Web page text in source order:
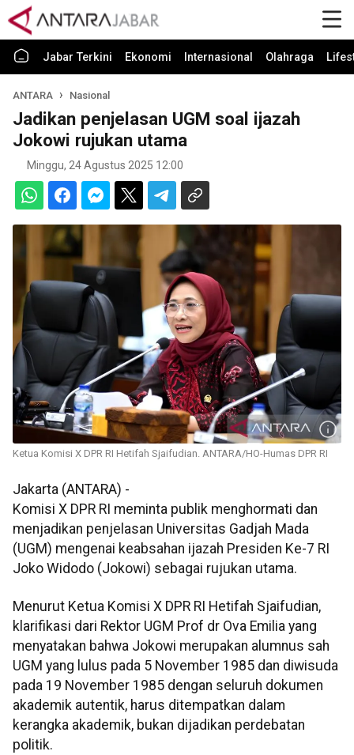
Jabar Terkini Ekonomi Internasional Olahraga
ANTARA Nasional
Jadikan penjelasan UGM soal ijazah
Jokowi rujukan utama
Minggu, 24 Agustus 2025 12:00
Ketua Komisi X DPR RI Hetifah Sjaifudian. ANTARA/HO-Humas DPR RI
Jakarta (ANTARA) -
Komisi X DPR RI meminta publik menghormati dan
menjadikan penjelasan Universitas Gadjah Mada
(UGM) mengenai keabsahan ijazah Presiden Ke-7 RI
Joko Widodo (Jokowi) sebagai rujukan utama.
Menurut Ketua Komisi X DPR RI Hetifah Sjaifudian,
klarifikasi dari Rektor UGM Prof dr Ova Emilia yang
menyatakan bahwa Jokowi merupakan alumnus sah
UGM yang lulus pada 5 November 1985 dan diwisuda
pada 19 November 1985 dengan seluruh dokumen
akademik autentik, harus ditempatkan dalam
kerangka akademik, bukan dijadikan perdebatan
politik.